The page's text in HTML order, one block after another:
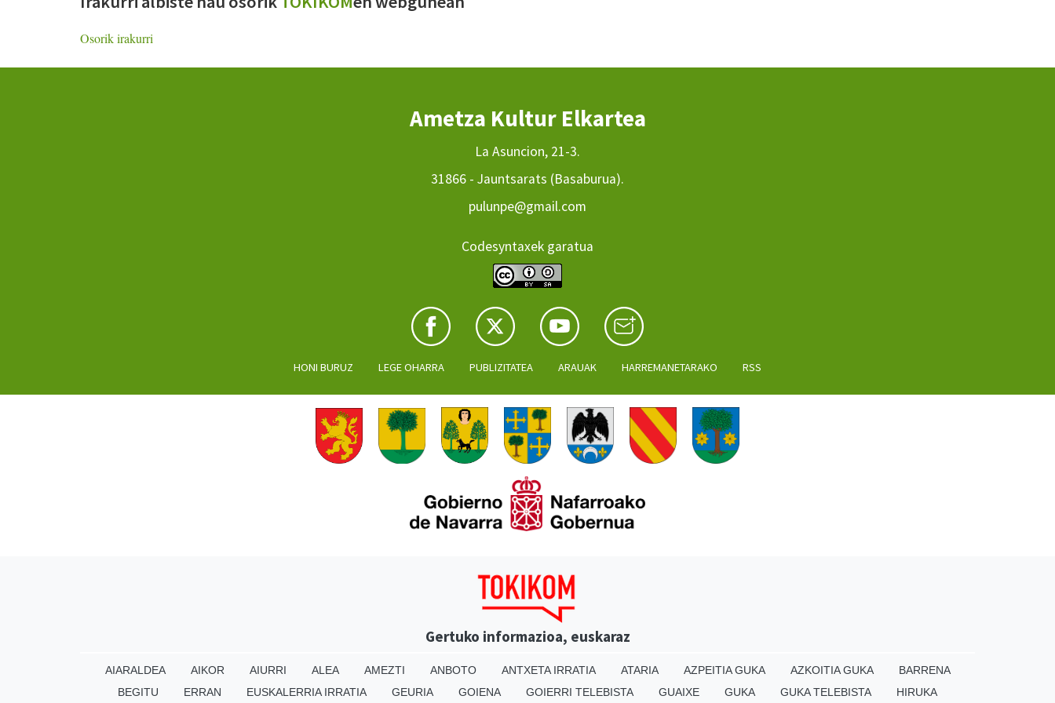
Osorik irakurri
Ametza Kultur Elkartea
La Asuncion, 21-3.
31866 - Jauntsarats (Basaburua).
pulunpe@gmail.com
Codesyntaxek garatua
HONI BURUZ LEGE OHARRA PUBLIZITATEA ARAUAK HARREMANETARAKO RSS
Gertuko informazioa, euskaraz
AIARALDEA AIKOR AIURRI ALEA AMEZTI ANBOTO ANTXETA IRRATIA ATARIA AZPEITIA GUKA AZKOITIA GUKA
BARRENA
BEGITU
ERRAN EUSKALERRIA IRRATIA GEURIA GOIENA GOIERRI TELEBISTA GUAIXE GUKA GUKA TELEBISTA HIRUKA